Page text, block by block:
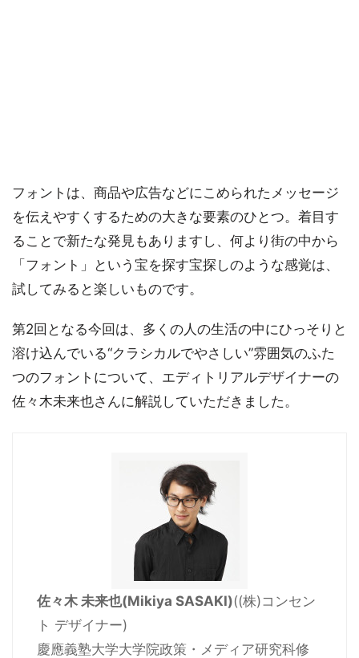
フォントは、商品や広告などにこめられたメッセージ
を伝えやすくするための大きな要素のひとつ。着目す
ることで新たな発見もありますし、何より街の中から
「フォント」という宝を探す宝探しのような感覚は、
試してみると楽しいものです。
第2回となる今回は、多くの人の生活の中にひっそりと
溶け込んでいる“クラシカルでやさしい”雰囲気のふた
つのフォントについて、エディトリアルデザイナーの
佐々木未来也さんに解説していただきました。
佐々木 未来也(Mikiya SASAKI)((株)コンセン
ト デザイナー)
慶應義塾大学大学院政策・メディア研究科修